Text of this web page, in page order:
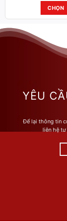
CHỌN
có
Các
có
thể
YÊU
Để lại thông tin
liên hệ tư